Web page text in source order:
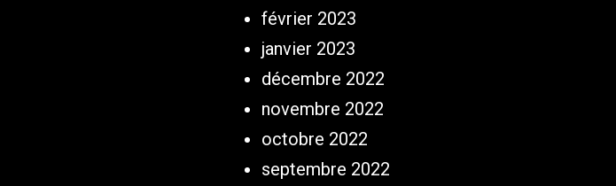
février 2023
janvier 2023
décembre 2022
novembre 2022
octobre 2022
septembre 2022